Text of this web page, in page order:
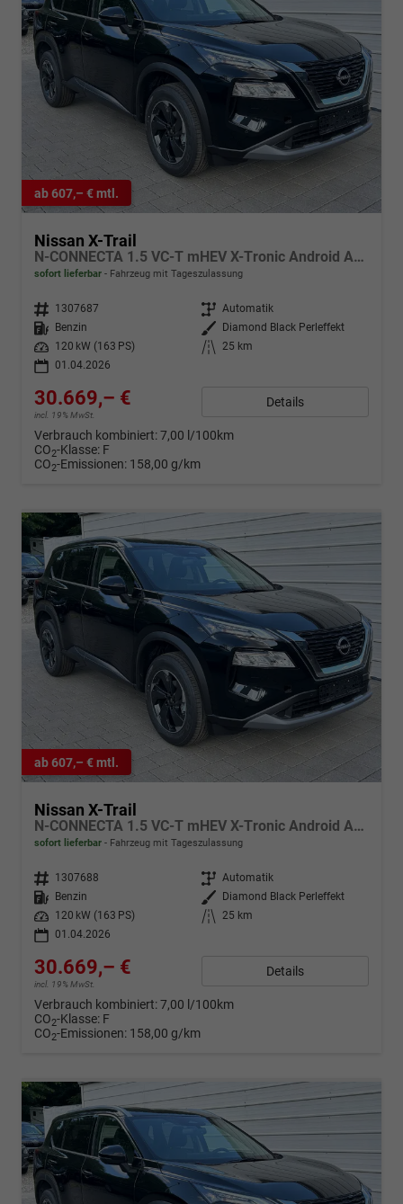
ab 607,– € mtl.
Nissan X-Trail
N-CONNECTA 1.5 VC-T mHEV X-Tronic Android Auto*Navi*SHZ*3Z Klimaauto*360°*ACC*E-Heck
sofort lieferbar Fahrzeug mit Tageszulassung
Fahrzeugnr. 1307687 Getriebe Automatik
Kraftstoff
Benzin Außenfarbe
Diamond Black Perleffekt
Leistung
120 kW (163 PS) Kilometerstand
25 km
01.04.2026
30.669,– €
incl. 19% MwSt.
Details
Verbrauch kombiniert:7,00 l/100km
CO2-Klasse: F
CO2-Emissionen: 158,00 g/km
ab 607,– € mtl.
Nissan X-Trail
N-CONNECTA 1.5 VC-T mHEV X-Tronic Android Auto*Navi*SHZ*3Z Klimaauto*360°*ACC*E-Heck
sofort lieferbar Fahrzeug mit Tageszulassung
Fahrzeugnr. 1307688 Getriebe Automatik
Kraftstoff
Benzin Außenfarbe
Diamond Black Perleffekt
Leistung
120 kW (163 PS) Kilometerstand
25 km
01.04.2026
30.669,– €
incl. 19% MwSt.
Details
Verbrauch kombiniert:7,00 l/100km
CO2-Klasse: F
CO2-Emissionen: 158,00 g/km